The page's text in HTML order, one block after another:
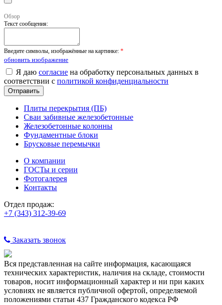
Обзор
Текст сообщения:
Введите символы, изображённые на картинке: *
обновить изображение
Я даю согласие на обработку персональных данных в
соответствии с политикой конфиденциальности
Плиты перекрытия (ПБ)
Сваи забивные железобетонные
Железобетонные колонны
Фундаментные блоки
Брусковые перемычки
О компании
ГОСТы и серии
Фотогалерея
Контакты
Отдел продаж:
+7 (343) 312-39-69
Заказать звонок
Вся представленная на сайте информация, касающаяся
технических характеристик, наличия на складе, стоимости
товаров, носит информационный характер и ни при каких
условиях не является публичной офертой, определяемой
положениями статьи 437 Гражданского кодекса РФ